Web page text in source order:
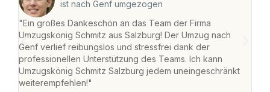
ist nach Genf umgezogen
"Ein großes Dankeschön an das Team der Firma
Umzugskönig Schmitz aus Salzburg! Der Umzug nach
Genf verlief reibungslos und stressfrei dank der
professionellen Unterstützung des Teams. Ich kann
Umzugskönig Schmitz Salzburg jedem uneingeschränkt
weiterempfehlen!"